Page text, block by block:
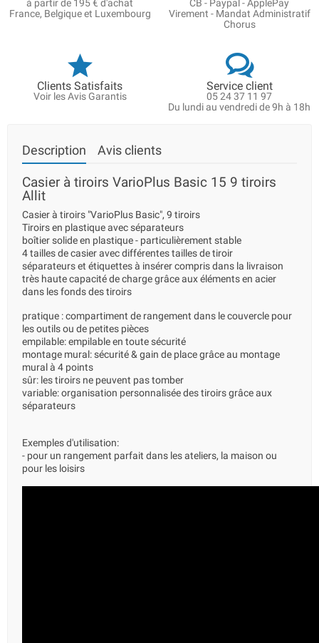
à partir de 195 € d'achat
France, Belgique et Luxembourg
CB - Paypal - ApplePay
Virement - Mandat Administratif
Chorus
Clients Satisfaits
Voir les Avis Garantis
Service client
05 24 37 11 97
Du lundi au vendredi de 9h à 18h
Description Avis clients
Casier à tiroirs VarioPlus Basic 15 9 tiroirs
Allit
Casier à tiroirs "VarioPlus Basic", 9 tiroirs
Tiroirs en plastique avec séparateurs
boîtier solide en plastique - particulièrement stable
4 tailles de casier avec différentes tailles de tiroir
séparateurs et étiquettes à insérer compris dans la livraison
très haute capacité de charge grâce aux éléments en acier
dans les fonds des tiroirs
pratique : compartiment de rangement dans le couvercle pour
les outils ou de petites pièces
empilable: empilable en toute sécurité
montage mural: sécurité & gain de place grâce au montage
mural à 4 points
sûr: les tiroirs ne peuvent pas tomber
variable: organisation personnalisée des tiroirs grâce aux
séparateurs
Exemples d'utilisation:
- pour un rangement parfait dans les ateliers, la maison ou
pour les loisirs